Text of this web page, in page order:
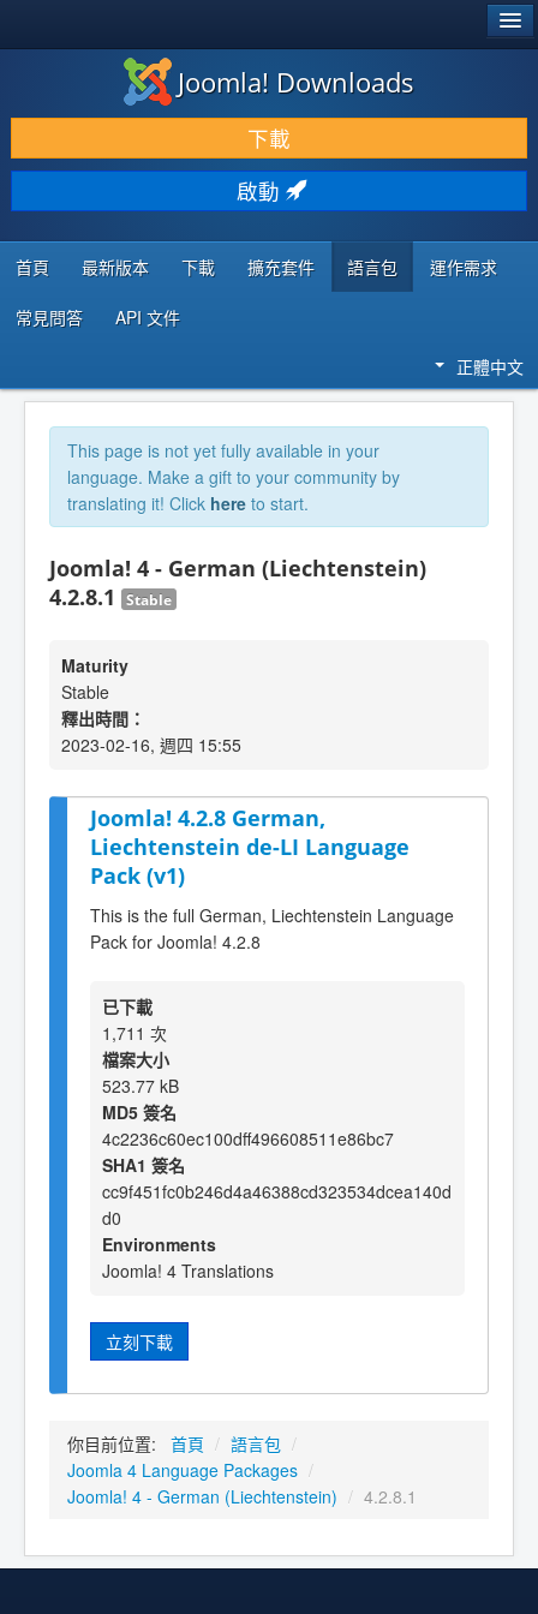
下載 & 擴充
發現 & 學習
社群 & 支援
程式者資源
Joomla! Downloads
下載
啟動
首頁 最新版本 下載 擴充套件 語言包 運作需求
常見問答 API 文件
正體中文
This page is not yet fully available in your
language. Make a gift to your community by
translating it! Click here to start.
Joomla! 4 - German (Liechtenstein)
4.2.8.1
Stable
Maturity
Stable
釋出時間：
2023-02-16, 週四 15:55
Joomla! 4.2.8 German,
Liechtenstein de-LI Language
Pack (v1)
This is the full German, Liechtenstein Language
Pack for Joomla! 4.2.8
已下載
1,711 次
檔案大小
523.77 kB
MD5 簽名
4c2236c60ec100dff496608511e86bc7
SHA1 簽名
cc9f451fc0b246d4a46388cd323534dcea140d
d0
Environments
Joomla! 4 Translations
立刻下載
你目前位置: 首頁 / 語言包 /
Joomla 4 Language Packages /
Joomla! 4 - German (Liechtenstein) / 4.2.8.1